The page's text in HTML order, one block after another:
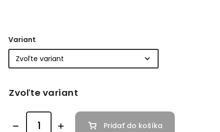
Variant
Zvoľte variant
Pridať do košíka